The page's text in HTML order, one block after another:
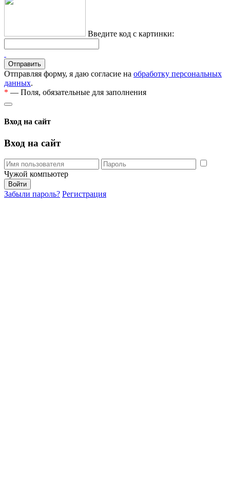
Введите код с картинки:
Отправляя форму, я даю согласие на обработку персональных
данных.
* — Поля, обязательные для заполнения
Вход на сайт
Вход на сайт
Чужой компьютер
Забыли пароль? Регистрация